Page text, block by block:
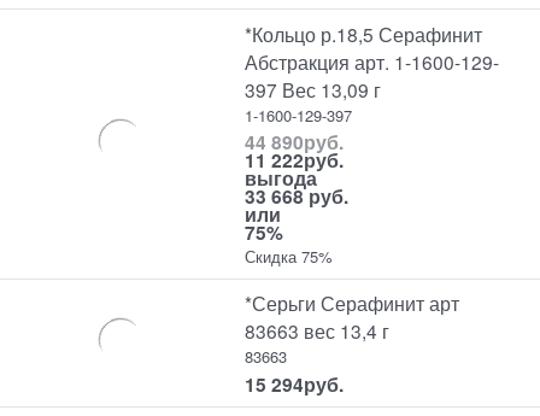
*Кольцо р.18,5 Серафинит
Абстракция арт. 1-1600-129-
397 Вес 13,09 г
1-1600-129-397
44 890руб.
11 222руб.
выгода
33 668 руб.
или
75%
Скидка 75%
*Серьги Серафинит арт
83663 вес 13,4 г
83663
15 294руб.